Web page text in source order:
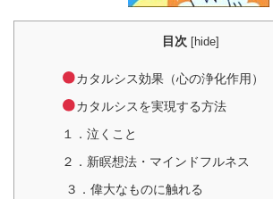
目次 [hide]
カタルシス効果（心の浄化作用
カタルシスを実現する方法
１．泣くこと
２．新瞑想法・マインドフルネス
３．偉大なものに触れる